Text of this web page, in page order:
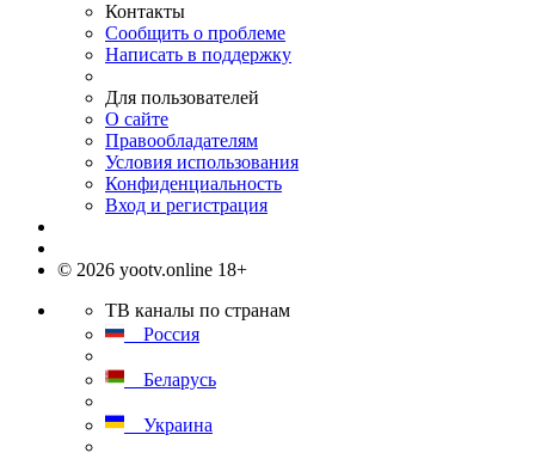
Контакты
Сообщить о проблеме
Написать в поддержку
Для пользователей
О сайте
Правообладателям
Условия использования
Конфиденциальность
Вход и регистрация
© 2026 yootv.online 18+
ТВ каналы по странам
Россия
Беларусь
Украина